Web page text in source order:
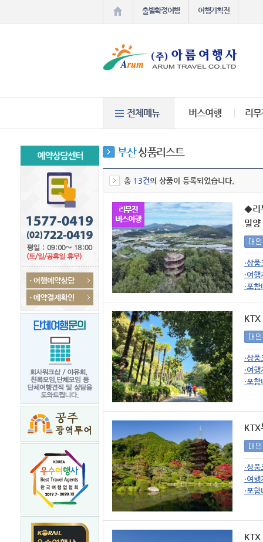
출발확정여행 여행기획전
버스여행 리
부산상품리스트
총 13건의 상품이 등록되었습니다.
◆리
밀
·상
·여
·포
KTX
·상
·여
·포
·상
·여
·포
KTX